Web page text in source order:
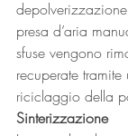
presa d’aria
sfuse vengono
recuperate
riciclaggio della
Sinterizzazione